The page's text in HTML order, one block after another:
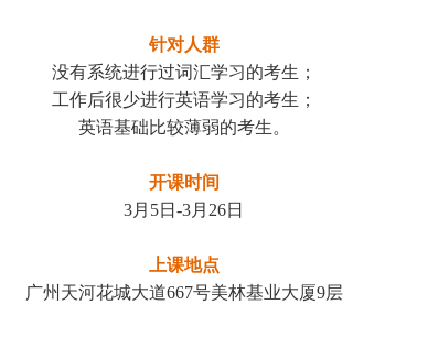
针对人群
没有系统进行过词汇学习的考生；
工作后很少进行英语学习的考生；
英语基础比较薄弱的考生。
开课时间
3月5日-3月26日
上课地点
广州天河花城大道667号美林基业大厦9层